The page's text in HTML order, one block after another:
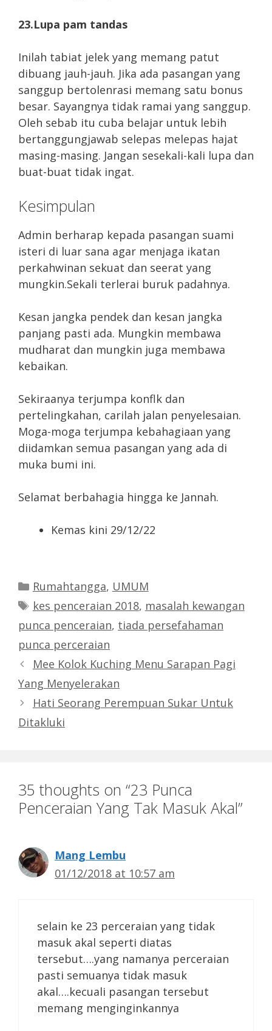
23.Lupa pam tandas
Inilah tabiat jelek yang memang patut
dibuang jauh-jauh. Jika ada pasangan yang
sanggup bertolenrasi memang satu bonus
besar. Sayangnya tidak ramai yang sanggup.
Oleh sebab itu cuba belajar untuk lebih
bertanggungjawab selepas melepas hajat
masing-masing. Jangan sesekali-kali lupa dan
buat-buat tidak ingat.
Kesimpulan
Admin berharap kepada pasangan suami
isteri di luar sana agar menjaga ikatan
perkahwinan sekuat dan seerat yang
mungkin.Sekali terlerai buruk padahnya.
Kesan jangka pendek dan kesan jangka
panjang pasti ada. Mungkin membawa
mudharat dan mungkin juga membawa
kebaikan.
Sekiraanya terjumpa konflk dan
pertelingkahan, carilah jalan penyelesaian.
Moga-moga terjumpa kebahagiaan yang
diidamkan semua pasangan yang ada di
muka bumi ini.
Selamat berbahagia hingga ke Jannah.
Kemas kini 29/12/22
Categories
Rumahtangga, UMUM
Tags
kes penceraian 2018, masalah kewangan
punca penceraian, tiada persefahaman
punca perceraian
Mee Kolok Kuching Menu Sarapan Pagi
Yang Menyelerakan
Hati Seorang Perempuan Sukar Untuk
Ditakluki
35 thoughts on “23 Punca
Penceraian Yang Tak Masuk Akal”
Mang Lembu
01/12/2018 at 10:57 am
selain ke 23 perceraian yang tidak
masuk akal seperti diatas
tersebut….yang namanya perceraian
pasti semuanya tidak masuk
akal….kecuali pasangan tersebut
memang menginginkannya